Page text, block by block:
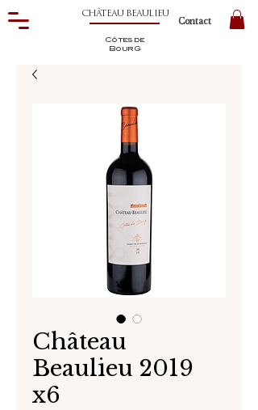
CHÂTEAU BEAULIEU
Contact
Côtes de
BourG
Château
Beaulieu 2019
x6